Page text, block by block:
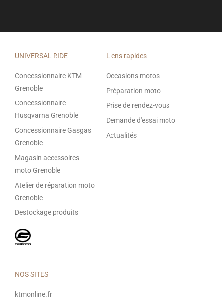
UNIVERSAL RIDE
Concessionnaire KTM
Grenoble
Concessionnaire
Husqvarna Grenoble
Concessionnaire Gasgas
Grenoble
Magasin accessoires
moto Grenoble
Atelier de réparation moto
Grenoble
Destockage produits
Liens rapides
Occasions motos
Préparation moto
Prise de rendez-vous
Demande d'essai moto
Actualités
NOS SITES
ktmonline.fr